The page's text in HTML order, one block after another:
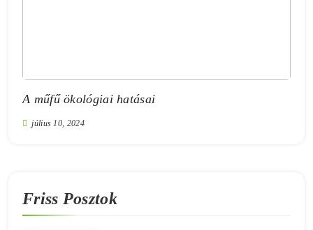
A műfű ökológiai hatásai
július 10, 2024
Friss Posztok